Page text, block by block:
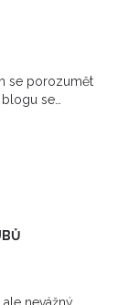
se porozumět
blogu se
jak důležitá je
Přidejte se ke